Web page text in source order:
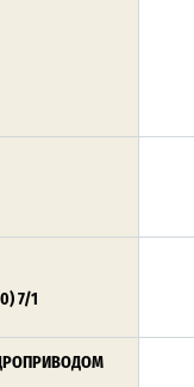
7/1